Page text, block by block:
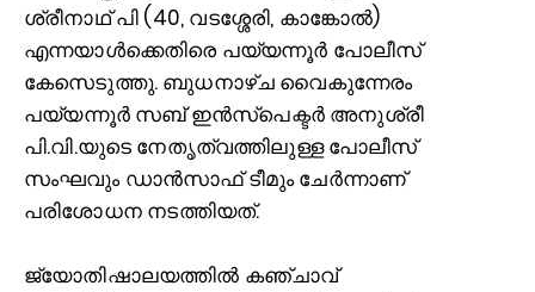
ശ്രീനാഥ് പി (40, വടശ്ശേരി, കാങ്കോല്‍)
എന്നയാള്‍ക്കെതിരെ പയ്യന്നൂര്‍ പോലീസ്
കേസെടുത്തു. ബുധനാഴ്ച വൈകുന്നേരം
പയ്യന്നൂര്‍ സബ് ഇന്‍സ്‌പെക്ടര്‍ അനുശ്രീ
പി.വി.യുടെ നേതൃത്വത്തിലുള്ള പോലീസ്
സംഘവും ഡാന്‍സാഫ് ടീമും ചേര്‍ന്നാണ്
പരിശോധന നടത്തിയത്.
ജ്യോതിഷാലയത്തില്‍ കഞ്ചാവ്